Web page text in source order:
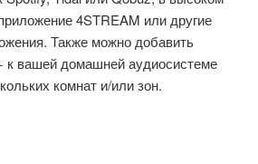
4STREAM или другие
Также можно добавить
к вашей домашней аудиосистеме
комнат и/или зон.